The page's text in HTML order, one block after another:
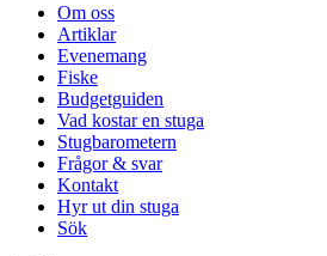
Om oss
Artiklar
Evenemang
Fiske
Budgetguiden
Vad kostar en stuga
Stugbarometern
Frågor & svar
Kontakt
Hyr ut din stuga
Sök